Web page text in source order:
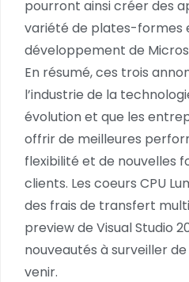
pourront ainsi créer des
variété de plates-formes
développement de
En résumé, ces trois
l’industrie de la
évolution et que les
offrir de meilleures
flexibilité et de nouvelles
clients. Les coeurs CPU
des frais de transfert
preview de Visual Studio
nouveautés à surveiller
venir.